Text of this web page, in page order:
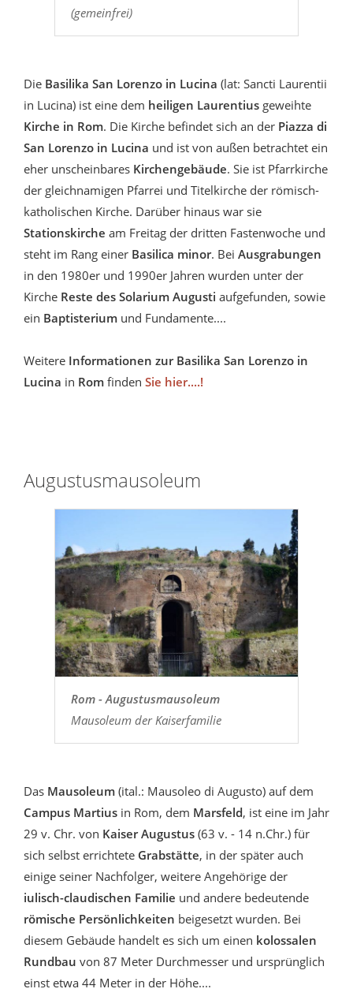
(gemeinfrei)
Die Basilika San Lorenzo in Lucina (lat: Sancti Laurentii
in Lucina) ist eine dem heiligen Laurentius geweihte
Kirche in Rom. Die Kirche befindet sich an der Piazza di
San Lorenzo in Lucina und ist von außen betrachtet ein
eher unscheinbares Kirchengebäude. Sie ist Pfarrkirche
der gleichnamigen Pfarrei und Titelkirche der römisch-
katholischen Kirche. Darüber hinaus war sie
Stationskirche am Freitag der dritten Fastenwoche und
steht im Rang einer Basilica minor. Bei Ausgrabungen
in den 1980er und 1990er Jahren wurden unter der
Kirche Reste des Solarium Augusti aufgefunden, sowie
ein Baptisterium und Fundamente....
Weitere Informationen zur Basilika San Lorenzo in
Lucina in Rom finden Sie hier....!
Augustusmausoleum
Rom - Augustusmausoleum
Mausoleum der Kaiserfamilie
Das Mausoleum (ital.: Mausoleo di Augusto) auf dem
Campus Martius in Rom, dem Marsfeld, ist eine im Jahr
29 v. Chr. von Kaiser Augustus (63 v. - 14 n.Chr.) für
sich selbst errichtete Grabstätte, in der später auch
einige seiner Nachfolger, weitere Angehörige der
iulisch-claudischen Familie und andere bedeutende
römische Persönlichkeiten beigesetzt wurden. Bei
diesem Gebäude handelt es sich um einen kolossalen
Rundbau von 87 Meter Durchmesser und ursprünglich
einst etwa 44 Meter in der Höhe....